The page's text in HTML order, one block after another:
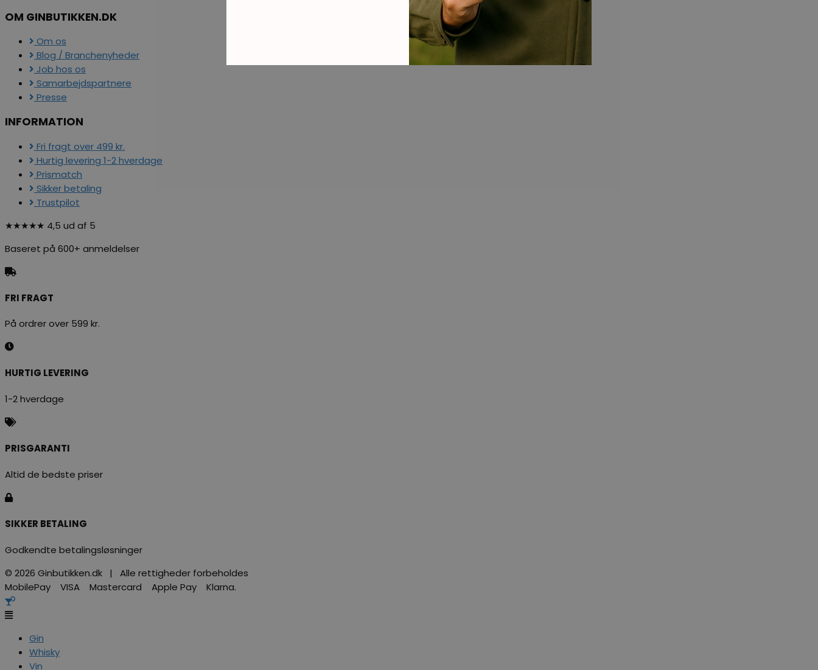
OM GINBUTIKKEN.DK
Om os
Blog / Branchenyheder
Job hos os
Samarbejdspartnere
Presse
INFORMATION
Fri fragt over 499 kr.
Hurtig levering 1-2 hverdage
Prismatch
Sikker betaling
Trustpilot
★★★★★ 4,5 ud af 5
Baseret på 600+ anmeldelser
FRI FRAGT
På ordrer over 599 kr.
HURTIG LEVERING
1-2 hverdage
PRISGARANTI
Altid de bedste priser
SIKKER BETALING
Godkendte betalingsløsninger
© 2026 Ginbutikken.dk | Alle rettigheder forbeholdes
MobilePay VISA Mastercard Apple Pay Klarna.
Gin
Whisky
Vin